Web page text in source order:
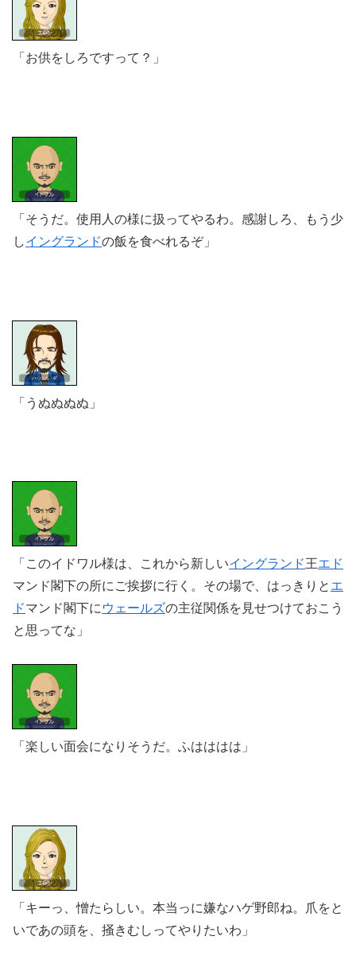
「お供をしろですって？」
「そうだ。使用人の様に扱ってやるわ。感謝しろ、もう少
しイングランドの飯を食べれるぞ」
「うぬぬぬぬ」
「このイドワル様は、これから新しいイングランド王エド
マンド閣下の所にご挨拶に行く。その場で、はっきりと エ
ドマンド閣下に ウェールズの主従関係を見せつけておこう
と思ってな」
「楽しい面会になりそうだ。ふはははは」
「キーっ、憎たらしい。本当っに嫌なハゲ野郎ね。爪をと
いであの頭を、掻きむしってやりたいわ」